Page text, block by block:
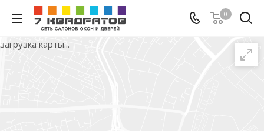
0
загрузка карты...